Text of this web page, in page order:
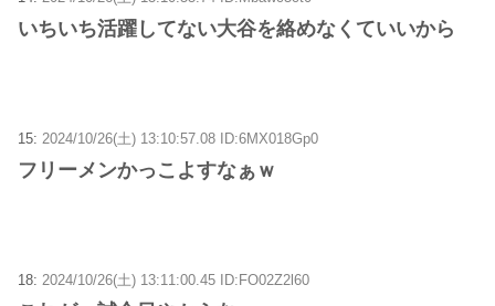
いちいち活躍してない大谷を絡めなくていいから
15: 2024/10/26(土) 13:10:57.08 ID:6MX018Gp0
フリーメンかっこよすなぁｗ
18: 2024/10/26(土) 13:11:00.45 ID:FO02Z2l60